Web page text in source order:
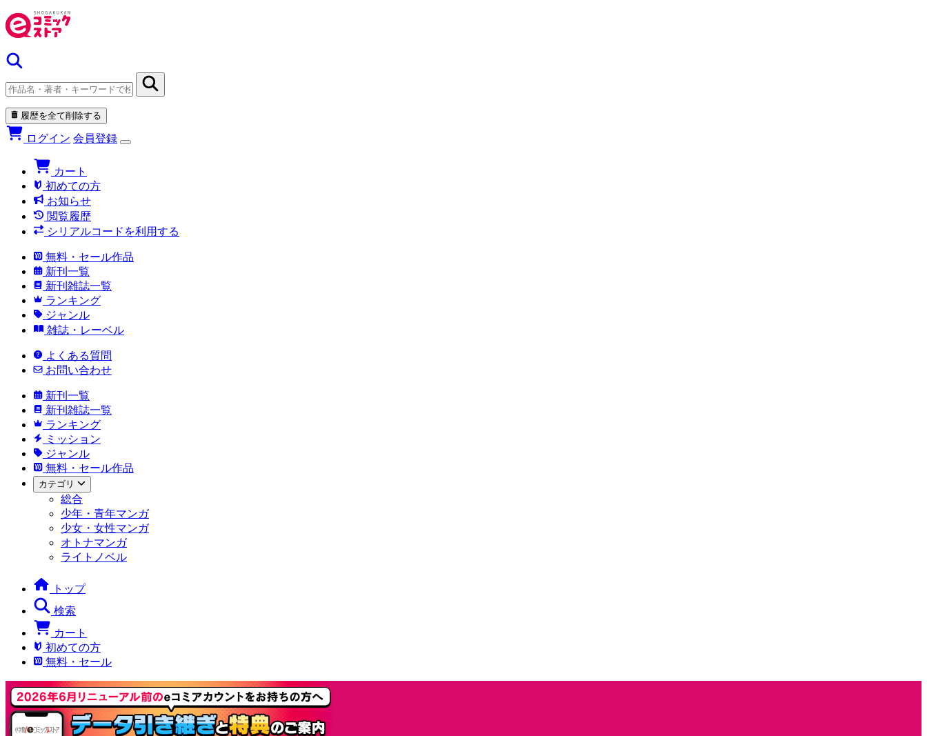
履歴を全て削除する
ログイン 会員登録
カート
初めての方
お知らせ
閲覧履歴
シリアルコードを利用する
無料・セール作品
新刊一覧
新刊雑誌一覧
ランキング
ジャンル
雑誌・レーベル
よくある質問
お問い合わせ
新刊一覧
新刊雑誌一覧
ランキング
ミッション
ジャンル
無料・セール作品
カテゴリ
総合
少年・青年マンガ
少女・女性マンガ
オトナマンガ
ライトノベル
トップ
検索
カート
初めての方
無料・セール